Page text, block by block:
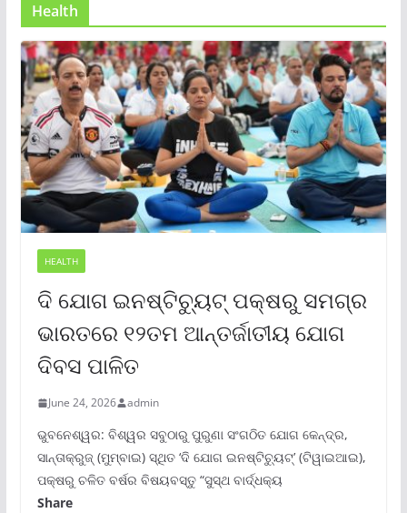
Health
HEALTH
ଦି ଯୋଗ ଇନଷ୍ଟିଚ୍ୟୁଟ୍ ପକ୍ଷରୁ ସମଗ୍ର
ଭାରତରେ ୧୨ତମ ଆନ୍ତର୍ଜାତୀୟ ଯୋଗ
ଦିବସ ପାଳିତ
June 24, 2026 admin
ଭୁବନେଶ୍ୱର: ବିଶ୍ୱର ସବୁଠାରୁ ପୁରୁଣା ସଂଗଠିତ ଯୋଗ କେନ୍ଦ୍ର,
ସାନ୍ତାକ୍ରୁଜ୍ (ମୁମ୍ବାଇ) ସ୍ଥିତ ‘ଦି ଯୋଗ ଇନଷ୍ଟିଚ୍ୟୁଟ୍‌’ (ଟିୱାଇଆଇ),
ପକ୍ଷରୁ ଚଳିତ ବର୍ଷର ବିଷୟବସ୍ତୁ “ସୁସ୍ଥ ବାର୍ଦ୍ଧକ୍ୟ
Share